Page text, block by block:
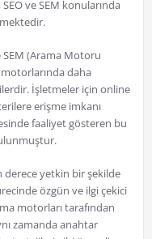
ve SEM konularında
(Arama Motoru
daha
İşletmeler için online
erişme imkanı
faaliyet gösteren bu
derece yetkin bir şekilde
özgün ve ilgi çekici
motorları tarafından
zamanda anahtar